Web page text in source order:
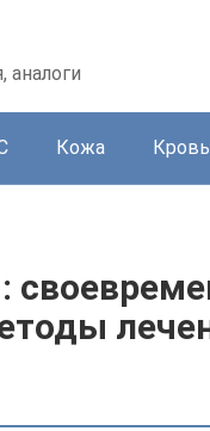
аналоги
Кожа Кровь